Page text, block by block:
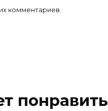
комментариев.